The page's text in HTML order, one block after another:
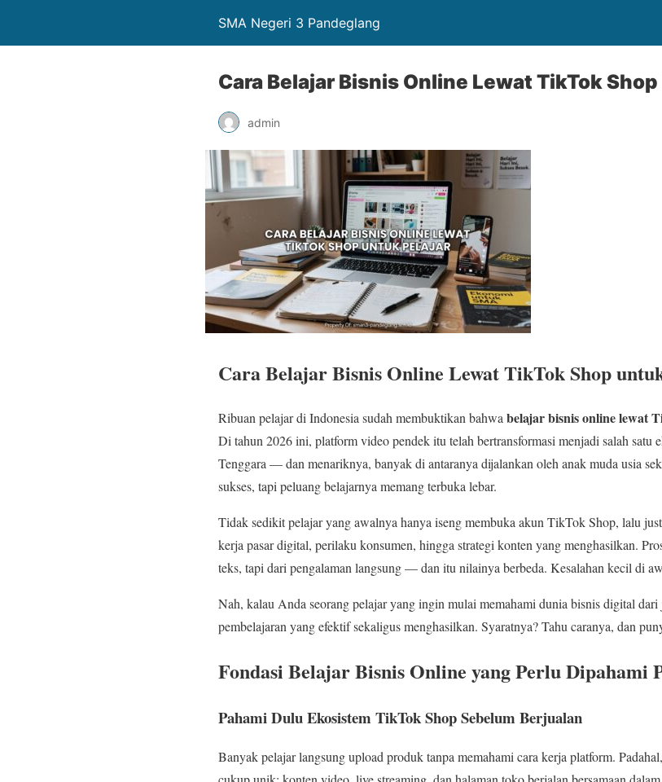
SMA Negeri 3 Pandeglang
Cara Belajar Bisnis Online Lewat TikTok
admin
Cara Belajar Bisnis Online Lewat TikTok Shop
Ribuan pelajar di Indonesia sudah membuktikan bahwa belajar bisnis online lewat
Di tahun 2026 ini, platform video pendek itu telah bertransformasi menjadi salah
Tenggara — dan menariknya, banyak di antaranya dijalankan oleh anak muda usia
sukses, tapi peluang belajarnya memang terbuka lebar.
Tidak sedikit pelajar yang awalnya hanya iseng membuka akun TikTok Shop, lalu
kerja pasar digital, perilaku konsumen, hingga strategi konten yang menghasilkan.
teks, tapi dari pengalaman langsung — dan itu nilainya berbeda. Kesalahan kecil di
Nah, kalau Anda seorang pelajar yang ingin mulai memahami dunia bisnis digital
pembelajaran yang efektif sekaligus menghasilkan. Syaratnya? Tahu caranya, dan
Fondasi Belajar Bisnis Online yang Perlu Dipahami
Pahami Dulu Ekosistem TikTok Shop Sebelum Berjualan
Banyak pelajar langsung upload produk tanpa memahami cara kerja platform.